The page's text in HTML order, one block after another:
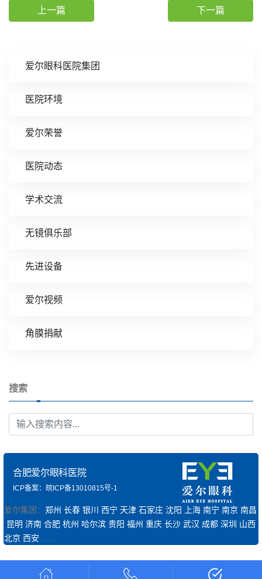
爱尔眼科医院集团
医院环境
爱尔荣誉
医院动态
学术交流
无镜俱乐部
先进设备
爱尔视频
角膜捐献
搜索
上一篇 下一篇
合肥爱尔眼科医院
ICP备案：皖ICP备13010815号-1
爱尔集团： 郑州 长春 银川 西宁 天津 石家庄 沈阳 上海 南宁 南京 南昌
昆明 济南 合肥 杭州 哈尔滨 贵阳 福州 重庆 长沙 武汉 成都 深圳 山西
北京 西安